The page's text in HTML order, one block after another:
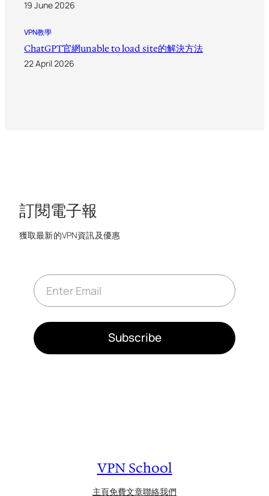
19 June 2026
VPN教學
ChatGPT官網unable to load site的解決方法
22 April 2026
訂閱電子報
獲取最新的VPN資訊及優惠
E
m
a
*
Subscribe
VPN School
主頁免費文章聯絡我們